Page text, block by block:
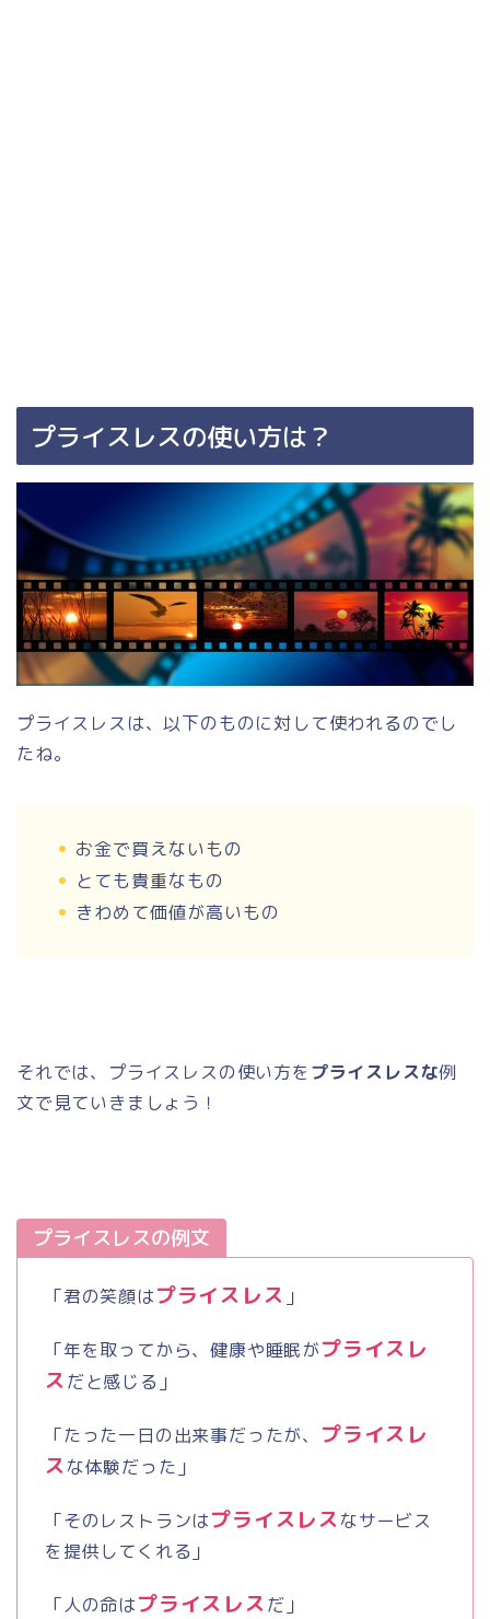
プライスレスの使い方は？
プライスレスは、以下のものに対して使われるのでし
たね。
お金で買えないもの
とても貴重なもの
きわめて価値が高いもの
それでは、プライスレスの使い方を プライスレスな例
文で見ていきましょう！
プライスレスの例文
「君の笑顔はプライスレス 」
「年を取ってから、健康や睡眠がプライスレ
ス だと感じる」
「たった一日の出来事だったが、 プライスレ
ス な体験だった」
「そのレストランはプライスレス なサービス
を提供してくれる」
「人の命はプライスレス だ」